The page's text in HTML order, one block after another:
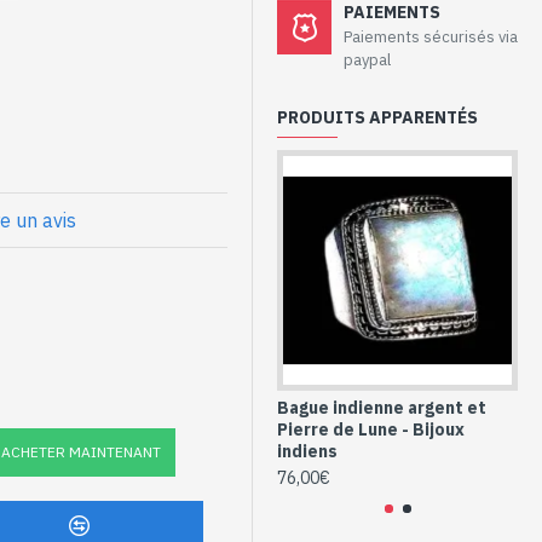
- Bague
Labradorite
(BG-
un avis
ACHETER MAINTENANT
PAIEMENTS
Paiements sécurisés via
paypal
PRODUITS APPARENTÉS
Bague indienne argent et
Pierre de Lune - Bijoux
indiens
76,00€